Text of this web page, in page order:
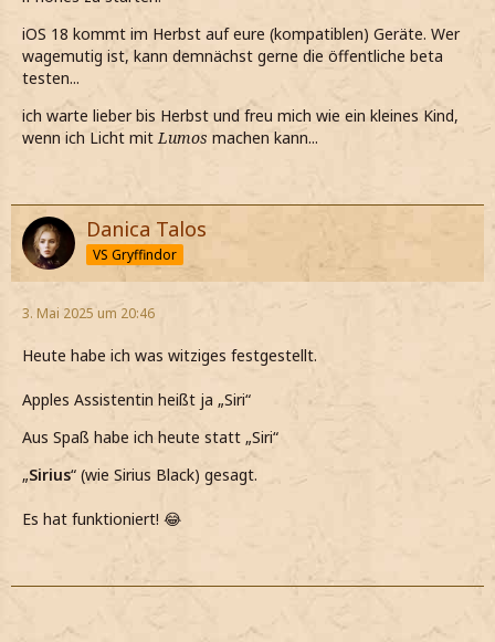
iOS 18 kommt im Herbst auf eure (kompatiblen) Geräte. Wer
wagemutig ist, kann demnächst gerne die öffentliche beta
testen...
ich warte lieber bis Herbst und freu mich wie ein kleines Kind,
wenn ich Licht mitLumos machen kann...
Danica Talos
VS Gryffindor
3. Mai 2025 um 20:46
Heute habe ich was witziges festgestellt.
Apples Assistentin heißt ja „Siri“
Aus Spaß habe ich heute statt „Siri“
„Sirius“ (wie Sirius Black) gesagt.
Es hat funktioniert! 😂